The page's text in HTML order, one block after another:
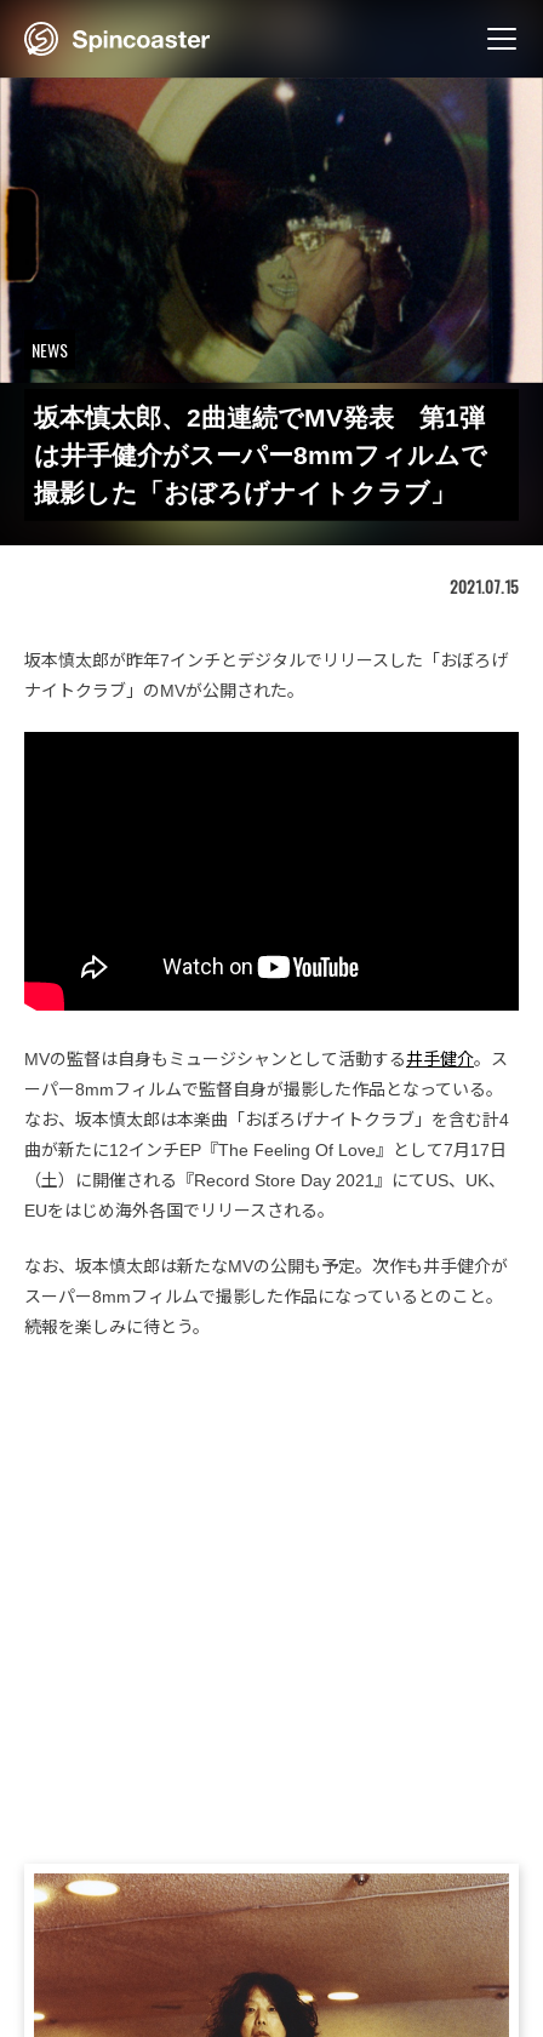
NEWS
坂本慎太郎、2曲連続でMV発表 第1弾
は井手健介がスーパー8mmフィルムで
撮影した「おぼろげナイトクラブ」
2021.07.15
坂本慎太郎が昨年7インチとデジタルでリリースした「おぼろげ
ナイトクラブ」のMVが公開された。
MVの監督は自身もミュージシャンとして活動する井手健介。ス
ーパー8mmフィルムで監督自身が撮影した作品となっている。
なお、坂本慎太郎は本楽曲「おぼろげナイトクラブ」を含む計4
曲が新たに12インチEP『The Feeling Of Love』として7月17日
（土）に開催される『Record Store Day 2021』にてUS、UK、
EUをはじめ海外各国でリリースされる。
なお、坂本慎太郎は新たなMVの公開も予定。次作も井手健介が
スーパー8mmフィルムで撮影した作品になっているとのこと。
続報を楽しみに待とう。